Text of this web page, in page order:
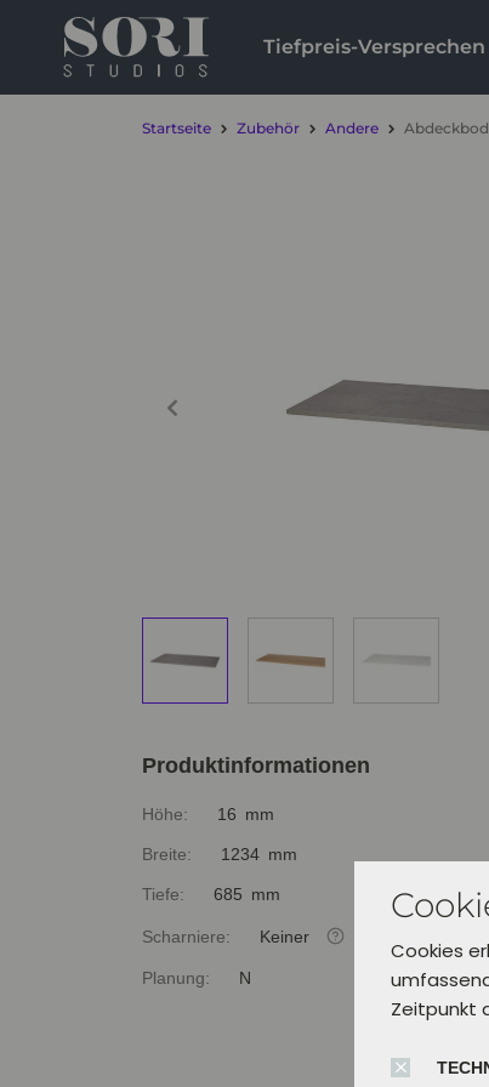
Cookies
Zeitpunkt
Tiefpreis-Versprechen
Startseite Zubehör Andere
Produktinformationen
Höhe: 16 mm
Breite: 1234 mm
Tiefe: 685 mm
Scharniere: Keiner
Planung: N